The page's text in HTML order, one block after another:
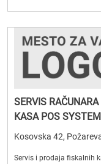
SERVIS RAČUNARA
KASA POS SYSTEM
Kosovska 42,
Servis i prodaja fiskalnih